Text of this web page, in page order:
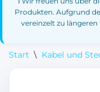
Produkten. Aufgrund
vereinzelt zu
Start \ Kabel und